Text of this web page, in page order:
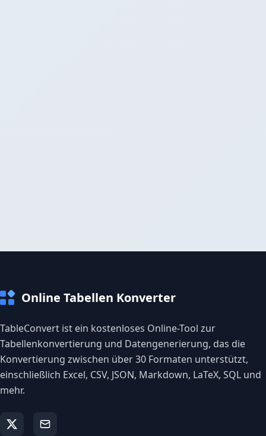
Online Tabellen Konverter
TableConvert ist ein kostenloses Online-Tool zur
Tabellenkonvertierung und Datengenerierung, das die
Konvertierung zwischen über 30 Formaten unterstützt,
einschließlich Excel, CSV, JSON, Markdown, LaTeX, SQL und
mehr.